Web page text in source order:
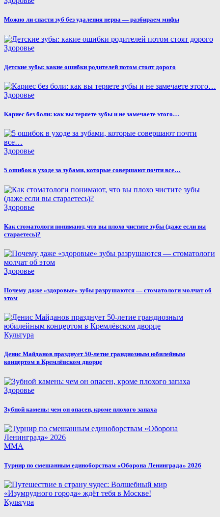
Можно ли спасти зуб без удаления нерва — разбираем мифы
Здоровье
Детские зубы: какие ошибки родителей потом стоят дорого
Здоровье
Кариес без боли: как вы теряете зубы и не замечаете этого…
Здоровье
5 ошибок в уходе за зубами, которые совершают почти все…
Здоровье
Как стоматологи понимают, что вы плохо чистите зубы (даже если вы
стараетесь)?
Здоровье
Почему даже «здоровые» зубы разрушаются — стоматологи молчат об
этом
Культура
Денис Майданов празднует 50-летие грандиозным юбилейным
концертом в Кремлёвском дворце
Здоровье
Зубной камень: чем он опасен, кроме плохого запаха
MMA
Турнир по смешанным единоборствам «Оборона Ленинграда» 2026
Культура